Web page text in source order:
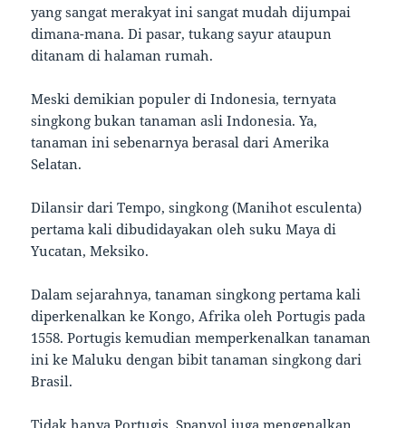
yang sangat merakyat ini sangat mudah dijumpai
dimana-mana. Di pasar, tukang sayur ataupun
ditanam di halaman rumah.
Meski demikian populer di Indonesia, ternyata
singkong bukan tanaman asli Indonesia. Ya,
tanaman ini sebenarnya berasal dari Amerika
Selatan.
Dilansir dari Tempo, singkong (Manihot esculenta)
pertama kali dibudidayakan oleh suku Maya di
Yucatan, Meksiko.
Dalam sejarahnya, tanaman singkong pertama kali
diperkenalkan ke Kongo, Afrika oleh Portugis pada
1558. Portugis kemudian memperkenalkan tanaman
ini ke Maluku dengan bibit tanaman singkong dari
Brasil.
Tidak hanya Portugis, Spanyol juga mengenalkan